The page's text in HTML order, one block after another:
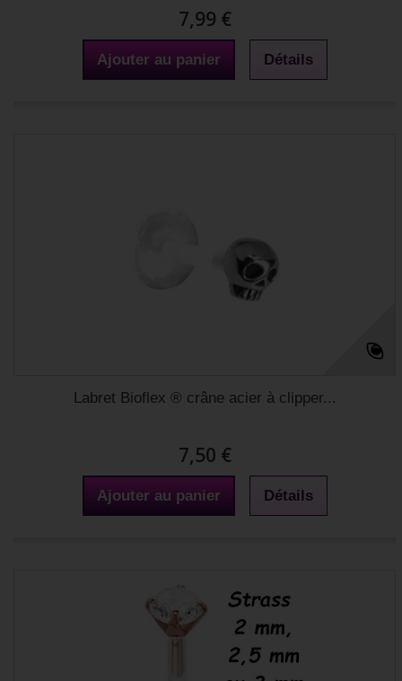
7,99 €
Ajouter au panier Détails
Labret Bioflex ® crâne acier à clipper...
7,50 €
Ajouter au panier Détails